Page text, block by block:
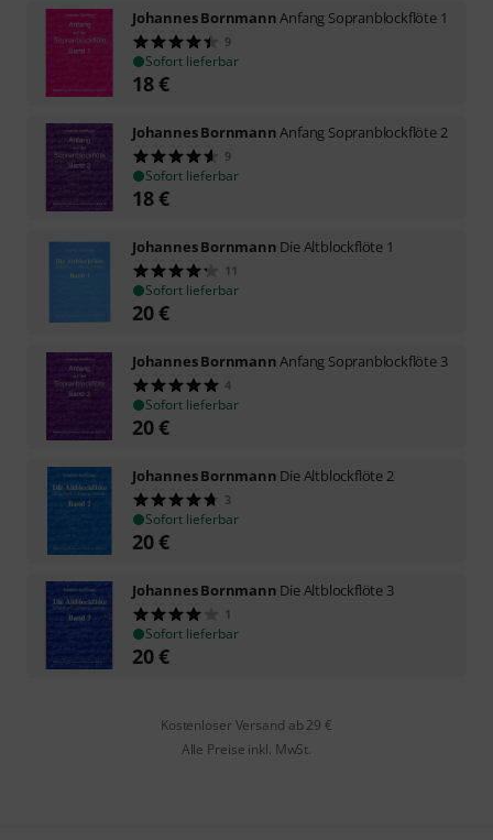
Johannes BornmannAnfang Sopranblockflöte 1
9
Sofort lieferbar
18€
Johannes BornmannAnfang Sopranblockflöte 2
9
Sofort lieferbar
18€
Johannes Bornmann Die Altblockflöte 1
11
Sofort lieferbar
20€
Johannes BornmannAnfang Sopranblockflöte 3
4
Sofort lieferbar
20€
Johannes Bornmann Die Altblockflöte 2
3
Sofort lieferbar
20€
Johannes Bornmann Die Altblockflöte 3
1
Sofort lieferbar
20€
Kostenloser Versand ab 29 €
Alle Preise inkl. MwSt.